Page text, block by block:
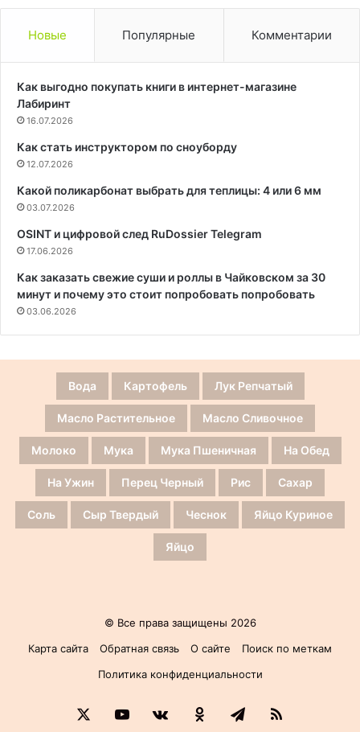
Новые Популярные Комментарии
Как выгодно покупать книги в интернет-магазине
Лабиринт
16.07.2026
Как стать инструктором по сноуборду
12.07.2026
Какой поликарбонат выбрать для теплицы: 4 или 6 мм
03.07.2026
OSINT и цифровой след RuDossier Telegram
17.06.2026
Как заказать свежие суши и роллы в Чайковском за 30
минут и почему это стоит попробовать попробовать
03.06.2026
Вода Картофель Лук Репчатый
Масло Растительное Масло Сливочное
Молоко Мука Мука Пшеничная На Обед
На Ужин Перец Черный Рис Сахар
Соль Сыр Твердый Чеснок Яйцо Куриное
Яйцо
© Все права защищены 2026
Карта сайта
Обратная связь О сайте
Поиск по меткам
Политика конфиденциальности
YouTubevk.comОдноклассники
Telegram
RSS